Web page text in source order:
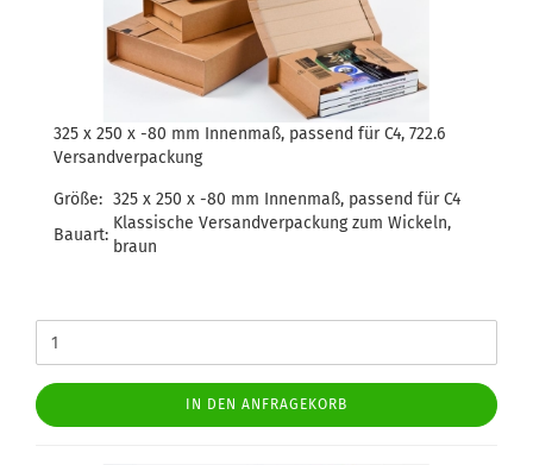
325 x 250 x -80 mm Innenmaß, passend für C4, 722.6
Versandverpackung
Größe: 325 x 250 x -80 mm Innenmaß, passend für C4
Bauart:
Klassische Versandverpackung zum Wickeln,
braun
IN DEN ANFRAGEKORB